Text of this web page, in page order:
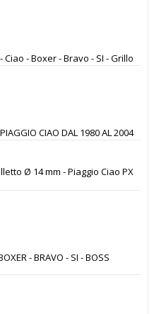
- Boxer - Bravo - SI - Grillo
CIAO DAL 1980 AL 2004
Ø 14 mm - Piaggio Ciao PX
- BRAVO - SI - BOSS